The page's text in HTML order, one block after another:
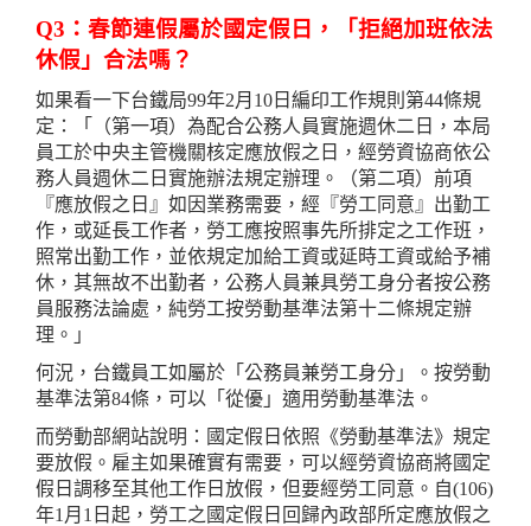
Q3：春節連假屬於國定假日，「拒絕加班依法
休假」合法嗎？
如果看一下台鐵局99年2月10日編印工作規則第44條規
定：「（第一項）為配合公務人員實施週休二日，本局
員工於中央主管機關核定應放假之日，經勞資協商依公
務人員週休二日實施辦法規定辦理。（第二項）前項
『應放假之日』如因業務需要，經『勞工同意』出勤工
作，或延長工作者，勞工應按照事先所排定之工作班，
照常出勤工作，並依規定加給工資或延時工資或給予補
休，其無故不出勤者，公務人員兼具勞工身分者按公務
員服務法論處，純勞工按勞動基準法第十二條規定辦
理。」
何況，台鐵員工如屬於「公務員兼勞工身分」。按勞動
基準法第84條，可以「從優」適用勞動基準法。
而勞動部網站說明：國定假日依照《勞動基準法》規定
要放假。雇主如果確實有需要，可以經勞資協商將國定
假日調移至其他工作日放假，但要經勞工同意。自(106)
年1月1日起，勞工之國定假日回歸內政部所定應放假之